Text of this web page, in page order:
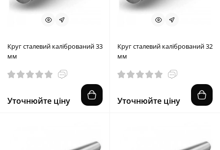
Круг сталевий калібрований 33
мм
Уточнюйте ціну
Круг сталевий калібрований 32
мм
Уточнюйте ціну